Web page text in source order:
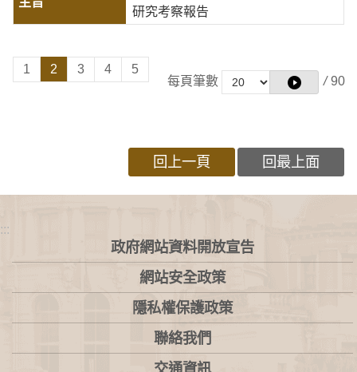
研究考察報告
1 2 3 4
5
每頁筆數
/ 90
回上一頁 回最上面
:::
政府網站資料開放宣告
網站安全政策
隱私權保護政策
聯絡我們
交通資訊